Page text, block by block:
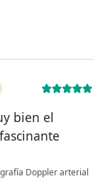
bien el
Doppler arterial